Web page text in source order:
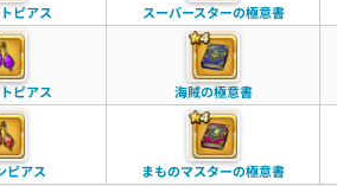
ピアス スーパースターの極意書
ピアス 海賊の極意書
ピアス まものマスターの極意書